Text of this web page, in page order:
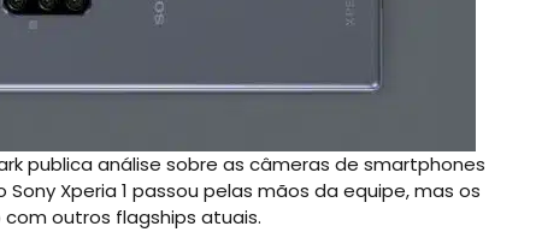
publica análise sobre as câmeras de smartphones
Xperia 1 passou pelas mãos da equipe, mas os
outros flagships atuais.